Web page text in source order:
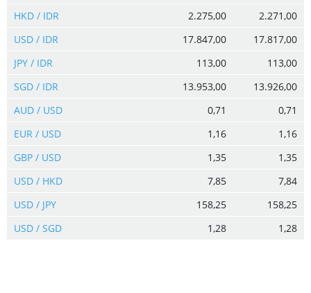
HKD / IDR
2.275,00
2.271,00
USD / IDR
17.847,00
17.817,00
JPY / IDR
113,00
113,00
SGD / IDR
13.953,00
13.926,00
AUD / USD
0,71
0,71
EUR / USD
1,16
1,16
GBP / USD
1,35
1,35
USD / HKD
7,85
7,84
USD / JPY
158,25
158,25
USD / SGD
1,28 1,28